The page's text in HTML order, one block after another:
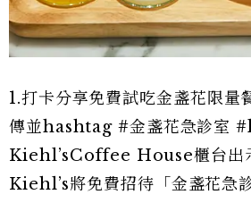
1.打卡分享免費試吃金盞花限量
傳並hashtag #金盞花急診室
Kiehl’sCoffee House櫃台出
Kiehl’s將免費招待「金盞花急